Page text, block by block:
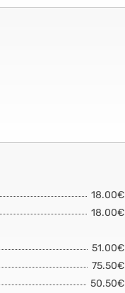
18.00€
18.00€
51.00€
75.50€
50.50€